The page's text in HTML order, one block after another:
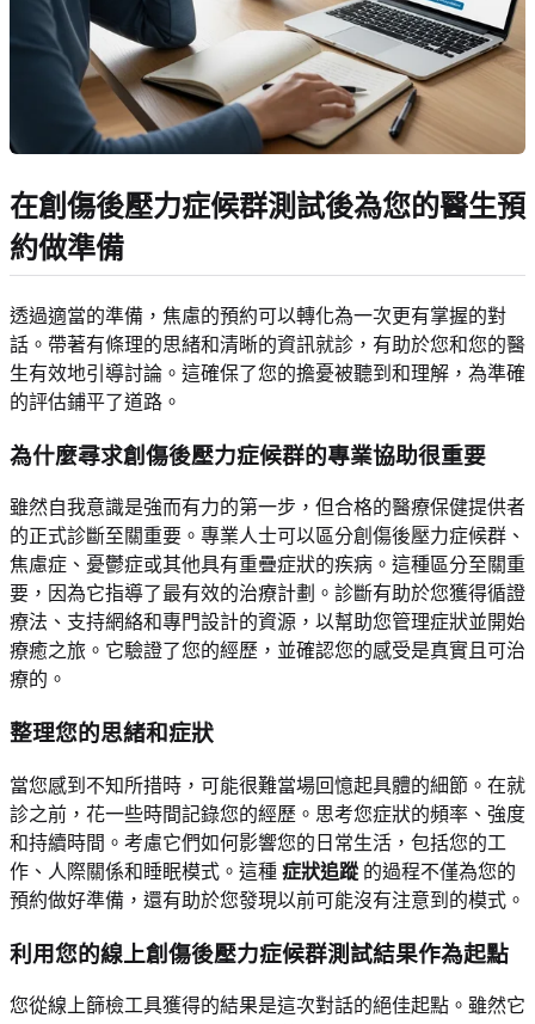
在創傷後壓力症候群測試後為您的醫生預
約做準備
透過適當的準備，焦慮的預約可以轉化為一次更有掌握的對
話。帶著有條理的思緒和清晰的資訊就診，有助於您和您的醫
生有效地引導討論。這確保了您的擔憂被聽到和理解，為準確
的評估鋪平了道路。
為什麼尋求創傷後壓力症候群的專業協助很重要
雖然自我意識是強而有力的第一步，但合格的醫療保健提供者
的正式診斷至關重要。專業人士可以區分創傷後壓力症候群、
焦慮症、憂鬱症或其他具有重疊症狀的疾病。這種區分至關重
要，因為它指導了最有效的治療計劃。診斷有助於您獲得循證
療法、支持網絡和專門設計的資源，以幫助您管理症狀並開始
療癒之旅。它驗證了您的經歷，並確認您的感受是真實且可治
療的。
整理您的思緒和症狀
當您感到不知所措時，可能很難當場回憶起具體的細節。在就
診之前，花一些時間記錄您的經歷。思考您症狀的頻率、強度
和持續時間。考慮它們如何影響您的日常生活，包括您的工
作、人際關係和睡眠模式。這種 症狀追蹤 的過程不僅為您的
預約做好準備，還有助於您發現以前可能沒有注意到的模式。
利用您的線上創傷後壓力症候群測試結果作為起點
您從線上篩檢工具獲得的結果是這次對話的絕佳起點。雖然它